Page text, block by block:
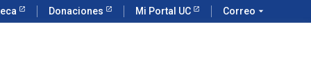
Donaciones Mi Portal UC Correo arrow_drop_down